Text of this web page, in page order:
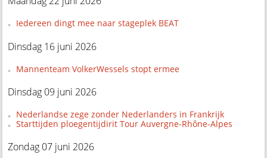
Iedereen dingt mee naar stageplek BEAT
Dinsdag 16 juni 2026
Mannenteam VolkerWessels stopt ermee
Dinsdag 09 juni 2026
Nederlandse zege zonder Nederlanders in Frankrijk
Starttijden ploegentijdirit Tour Auvergne-Rhône-Alpes
Zondag 07 juni 2026